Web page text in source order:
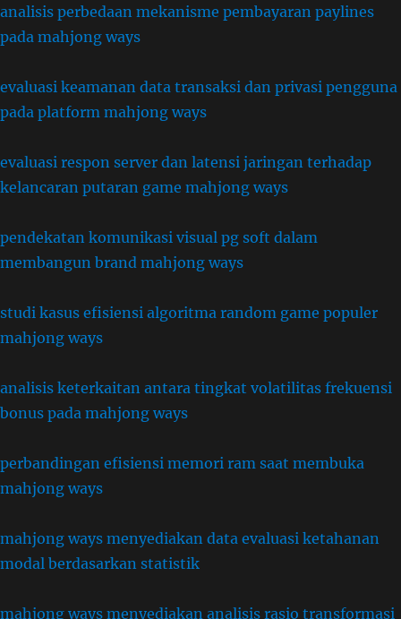
analisis perbedaan mekanisme pembayaran paylines
pada mahjong ways
evaluasi keamanan data transaksi dan privasi pengguna
pada platform mahjong ways
evaluasi respon server dan latensi jaringan terhadap
kelancaran putaran game mahjong ways
pendekatan komunikasi visual pg soft dalam
membangun brand mahjong ways
studi kasus efisiensi algoritma random game populer
mahjong ways
analisis keterkaitan antara tingkat volatilitas frekuensi
bonus pada mahjong ways
perbandingan efisiensi memori ram saat membuka
mahjong ways
mahjong ways menyediakan data evaluasi ketahanan
modal berdasarkan statistik
mahjong ways menyediakan analisis rasio transformasi